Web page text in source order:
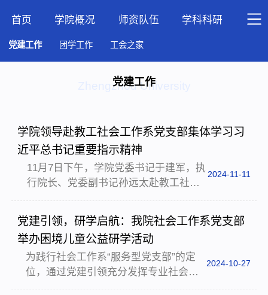
首页 学院概况 师资队伍 学科科研 人
党建工作 团学工作 工会之家
党建工作
Zhengzhou University
学院领导赴教工社会工作系党支部集体学习习
近平总书记重要指示精神
11月7日下午，学院党委书记于建军，执
行院长、党委副书记孙远太赴教工社会
职工共同学习习近平总书记关于社会工
作的重要指示精神，社会工作系党支部
书记蒋美华主持会议，社会工作系全体
教师参加集体学习。会议伊始，社会工
作系党支部书记蒋美华、系主任黄冠分
别领读了11月5日-6日的中央社会工作会
2024-11-11
党建引领，研学启航：我院社会工作系党支部
举办困境儿童公益研学活动
为践行社会工作系“服务型党支部”的定
位，通过党建引领充分发挥专业社会工
作在社会服务中的优势，10月26日，我
2024-10-27